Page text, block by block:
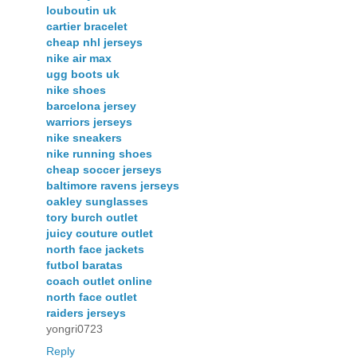
louboutin uk
cartier bracelet
cheap nhl jerseys
nike air max
ugg boots uk
nike shoes
barcelona jersey
warriors jerseys
nike sneakers
nike running shoes
cheap soccer jerseys
baltimore ravens jerseys
oakley sunglasses
tory burch outlet
juicy couture outlet
north face jackets
futbol baratas
coach outlet online
north face outlet
raiders jerseys
yongri0723
Reply